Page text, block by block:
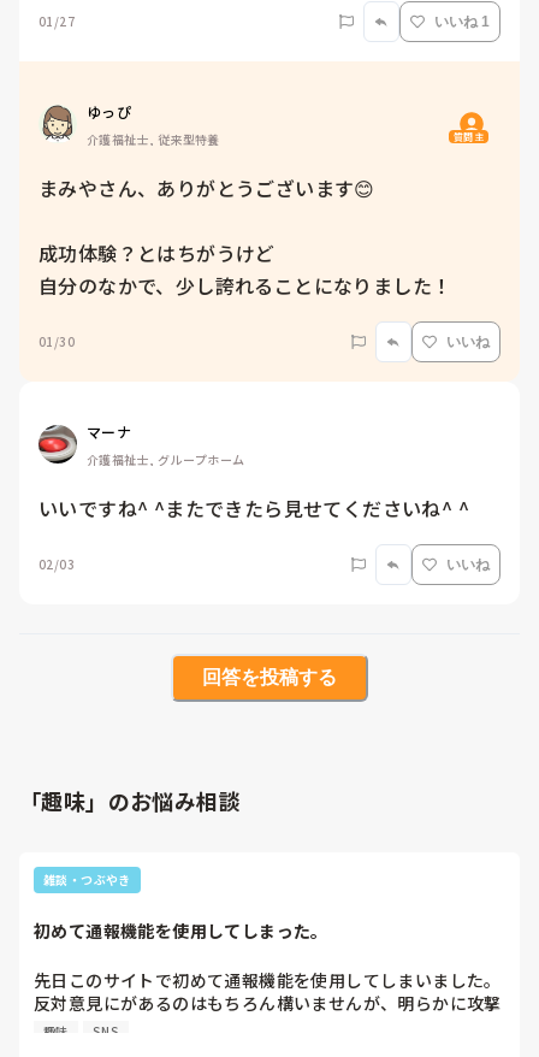
01/27 いいね 1
ゆっぴ
介護福祉士, 従来型特養 質問主
まみやさん、ありがとうございます😊
成功体験？とはちがうけど
自分のなかで、少し誇れることになりました！
01/30 いいね
マーナ
介護福祉士, グループホーム
いいですね^ ^またできたら見せてくださいね^ ^
02/03 いいね
回答を投稿する
「趣味」のお悩み相談
雑談・つぶやき
初めて通報機能を使用してしまった。
先日このサイトで初めて通報機能を使用してしまいました。
反対意見にがあるのはもちろん構いませんが、明らかに攻撃
的と捉えられる投稿が目立ち、他の方の質問で決めつけるよ
趣味 SNS